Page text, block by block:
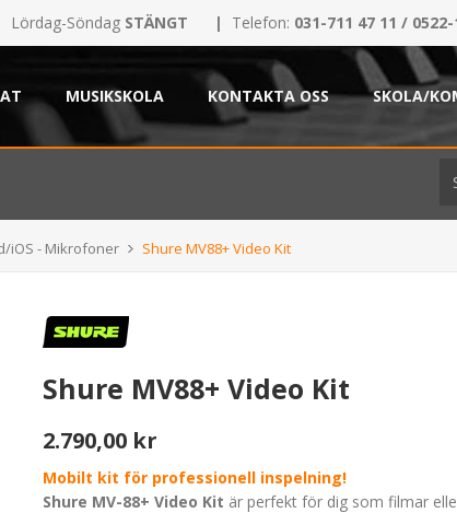
Lördag-Söndag STÄNGT | Telefon: 031-711 47 11 /
MUSIKSKOLA KONTAKTA OSS SKOLA/
iOS - Mikrofoner Shure MV88+ Video Kit
Shure MV88+ Video Kit
2.790,00 kr
Mobilt kit för professionell inspelning!
Shure MV-88+ Video Kit är perfekt för dig som filmar